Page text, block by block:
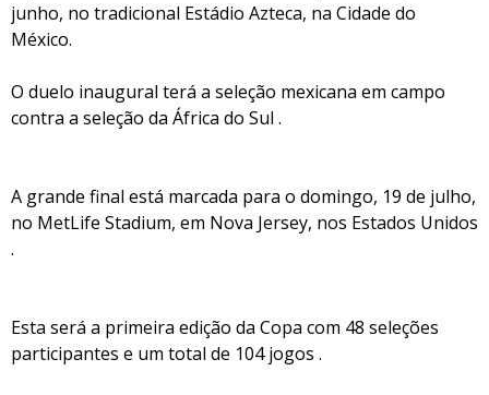
junho, no tradicional Estádio Azteca, na Cidade do
México.
O duelo inaugural terá a seleção mexicana em campo
contra a seleção da África do Sul .
A grande final está marcada para o domingo, 19 de julho,
no MetLife Stadium, em Nova Jersey, nos Estados Unidos
.
Esta será a primeira edição da Copa com 48 seleções
participantes e um total de 104 jogos .